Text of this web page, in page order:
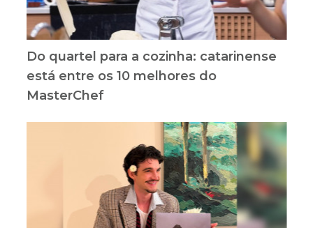
Do quartel para a cozinha: catarinense
está entre os 10 melhores do
MasterChef